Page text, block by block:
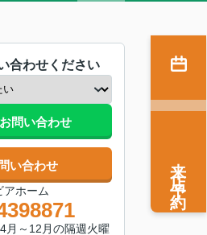
合わせください
問い合わせ
い合わせ
アホーム
月～12月の隔週火曜
来店予約